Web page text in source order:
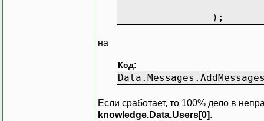
);
на
Код:
Если сработает, то 100% дело в
knowledge.Data.Users[0].